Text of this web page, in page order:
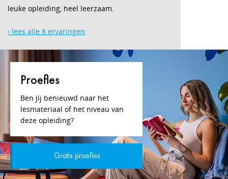
leuke opleiding, heel leerzaam.
› lees alle 8 ervaringen
Proefles
Ben jij benieuwd naar het
lesmateriaal of het niveau van
deze opleiding?
Gratis proefles